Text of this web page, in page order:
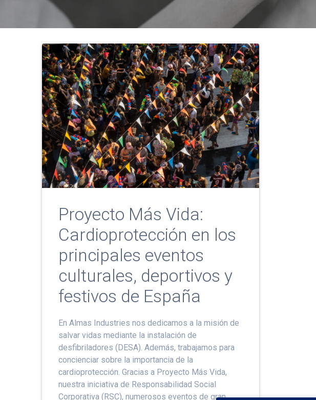
Proyecto Más Vida:
Cardioprotección en los
principales eventos
culturales, deportivos y
festivos de España
En Almas Industries nos dedicamos a la misión de
salvar vidas mediante la instalación de
desfibriladores (DESA). Además, trabajamos para
concienciar sobre la importancia de la
cardioprotección. Gracias a Proyecto Más Vida,
nuestra iniciativa de Responsabilidad Social
Corporativa (RSC), numerosos eventos de gran